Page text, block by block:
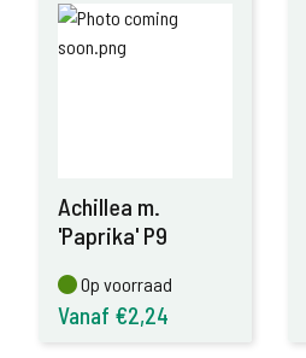
Achillea m.
'Paprika' P9
Op voorraad
Op voorraad
Vanaf €2,24